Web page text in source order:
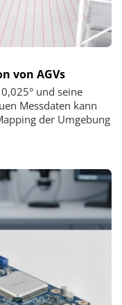
von AGVs
und seine
Messdaten kann
der Umgebung